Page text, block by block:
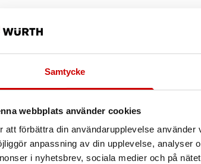
Samtycke
webbplats använder cookies
att förbättra din användarupplevelse
anpassning av din upplevelse, analyser
i nyhetsbrev, sociala medier och på
på vald produkt